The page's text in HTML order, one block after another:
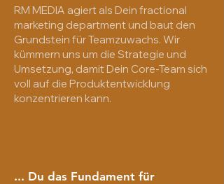
RM MEDIA agiert als Dein fractional
marketing department und baut den
Grundstein für Teamzuwachs. Wir
kümmern uns um die Strategie und
Umsetzung, damit Dein Core-Team sich
voll auf die Produktentwicklung
konzentrieren kann.
... Du das Fundament für